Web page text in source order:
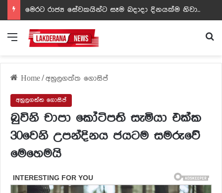
ඩඩ්ලිට දෙවෙනි නොවූ රත්න සහල් අධිපති..- PHOTOS
Menu
Home/අහුලගත්ත ගොසිප්
අහුලගත්ත ගොසිප්
බුවිනි චාපා කෝටිපති සැමියා එක්ක
30වෙනි උපන්දිනය ජයටම සමරුවේ
මෙහෙමයි